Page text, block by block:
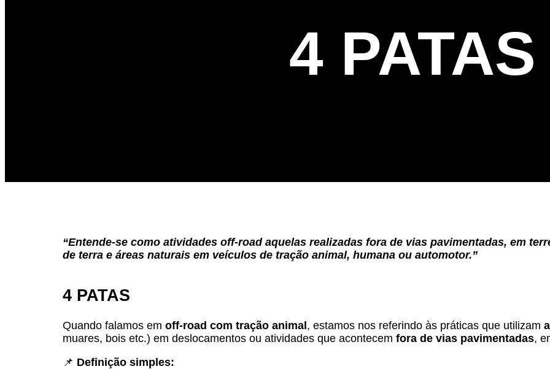
4 PATAS
“Entende-se como atividades off-roadaquelas realizadas fora de vias pavimentadas, em
de terra e áreas naturais em veículos de tração animal, humana ou automotor.”
4 PATAS
Quando falamos em off-road com tração animal, estamos nos referindo às práticas que utilizam
muares, bois etc.) em deslocamentos ou atividades que acontecem fora de vias pavimentadas,
📌 Definição simples: